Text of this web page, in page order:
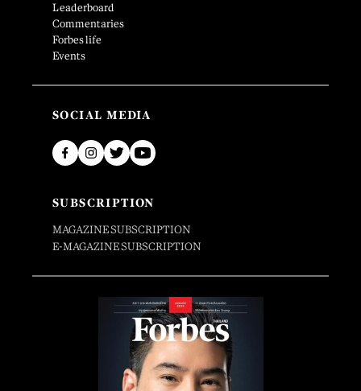
Leaderboard
Commentaries
Forbes life
Events
SOCIAL MEDIA
SUBSCRIPTION
MAGAZINE SUBSCRIPTION
E-MAGAZINE SUBSCRIPTION